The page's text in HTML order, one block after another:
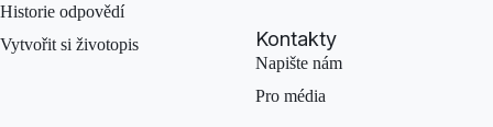
Historie odpovědí
Vytvořit si životopis
Kontakty
Napište nám
Pro média